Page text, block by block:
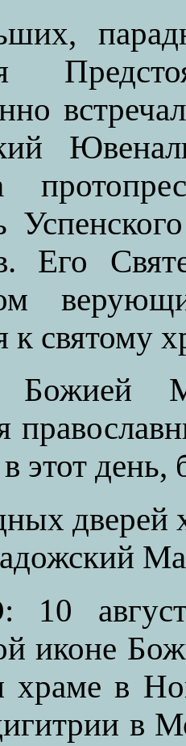
Его
к святому
Божией
в этот
дверей
10
иконе
храме в
в